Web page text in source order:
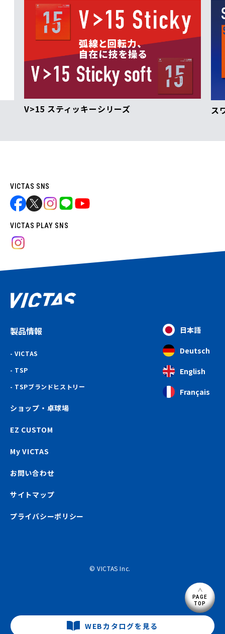
V>15 スティッキーシリーズ ス
VICTAS SNS
VICTAS PLAY SNS
製品情報
VICTAS
TSP
TSPブランドヒストリー
ショップ・卓球場
EZ CUSTOM
My VICTAS
お問い合わせ
サイトマップ
プライバシーポリシー
日本語
Deutsch
English
Français
© VICTAS Inc.
WEBカタログを見る
PAGE
TOP